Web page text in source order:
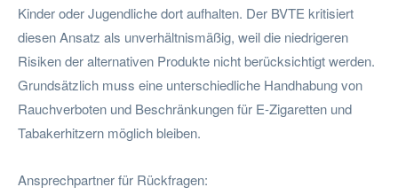
Kinder oder Jugendliche dort aufhalten. Der BVTE kritisiert
diesen Ansatz als unverhältnismäßig, weil die niedrigeren
Risiken der alternativen Produkte nicht berücksichtigt werden.
Grundsätzlich muss eine unterschiedliche Handhabung von
Rauchverboten und Beschränkungen für E-Zigaretten und
Tabakerhitzern möglich bleiben.
Ansprechpartner für Rückfragen: